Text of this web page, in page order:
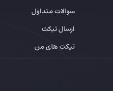
سوالات متداول
ارسال تیکت
تیکت های من